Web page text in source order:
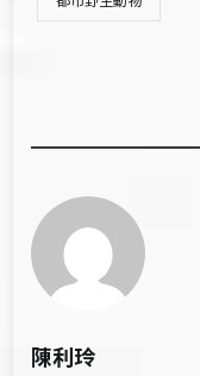
陳利玲